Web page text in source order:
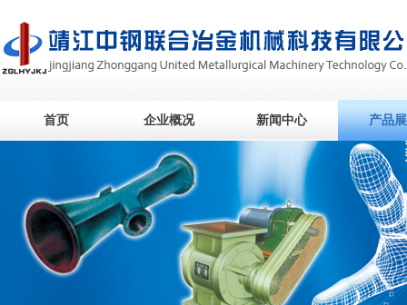
首页 企业概况 新闻中心 产品